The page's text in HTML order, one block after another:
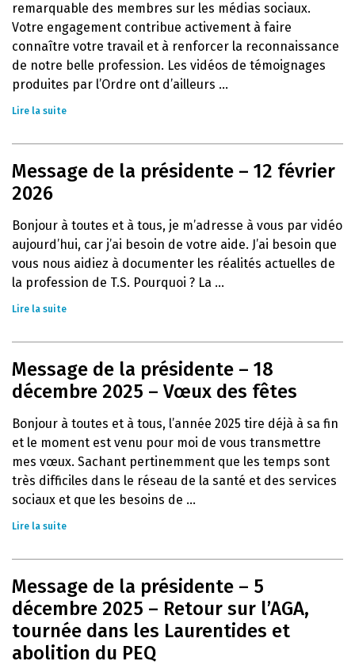
remarquable des membres sur les médias sociaux.
Votre engagement contribue activement à faire
connaître votre travail et à renforcer la reconnaissance
de notre belle profession. Les vidéos de témoignages
produites par l’Ordre ont d’ailleurs ...
Lire la suite
Message de la présidente – 12 février
2026
Bonjour à toutes et à tous, je m’adresse à vous par vidéo
aujourd’hui, car j’ai besoin de votre aide. J’ai besoin que
vous nous aidiez à documenter les réalités actuelles de
la profession de T.S. Pourquoi ? La ...
Lire la suite
Message de la présidente – 18
décembre 2025 – Vœux des fêtes
Bonjour à toutes et à tous, l’année 2025 tire déjà à sa fin
et le moment est venu pour moi de vous transmettre
mes vœux. Sachant pertinemment que les temps sont
très difficiles dans le réseau de la santé et des services
sociaux et que les besoins de ...
Lire la suite
Message de la présidente – 5
décembre 2025 – Retour sur l’AGA,
tournée dans les Laurentides et
abolition du PEQ